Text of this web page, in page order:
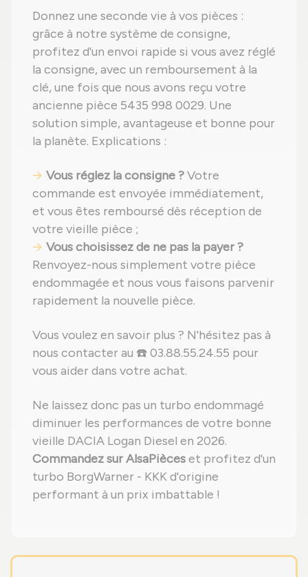
Donnez une seconde vie à vos pièces :
grâce à notre système de consigne,
profitez d'un envoi rapide si vous avez réglé
la consigne, avec un remboursement à la
clé, une fois que nous avons reçu votre
ancienne pièce 5435 998 0029. Une
solution simple, avantageuse et bonne pour
la planète. Explications :
Vous réglez la consigne ?Votre
commande est envoyée immédiatement,
et vous êtes remboursé dès réception de
votre vieille pièce ;
Vous choisissez de ne pas la payer ?
Renvoyez-nous simplement votre pièce
endommagée et nous vous faisons parvenir
rapidement la nouvelle pièce.
Vous voulez en savoir plus ? N'hésitez pas à
nous contacter au ☎️ 03.88.55.24.55 pour
vous aider dans votre achat.
Ne laissez donc pas un turbo endommagé
diminuer les performances de votre bonne
vieille DACIA Logan Diesel en 2026.
Commandez sur AlsaPièceset profitez d'un
turbo BorgWarner - KKK d'origine
performant à un prix imbattable !